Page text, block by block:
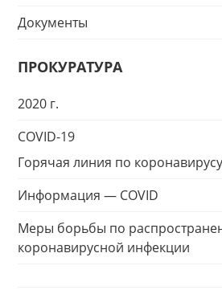
Документы
ПРОКУРАТУРА
2020 г.
COVID-19
Горячая линия по коронавирусу
Информация — COVID
Меры борьбы по
коронавирусной инфекции